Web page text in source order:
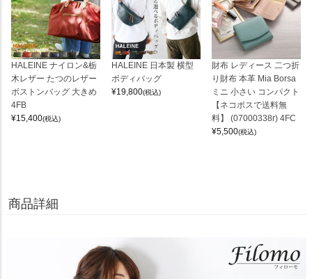
HALEINE ナイロン&栃
木レザー たつのレザー
ボストンバッグ 大きめ
4FB
¥15,400(税込)
HALEINE 日本製 横型
ボディバッグ
¥19,800(税込)
財布 レディース 二つ折
り財布 本革 Mia Borsa
ミニ 小さい コンパクト
【ネコポスで送料無
料】 (07000338r) 4FC
¥5,500(税込)
商品詳細